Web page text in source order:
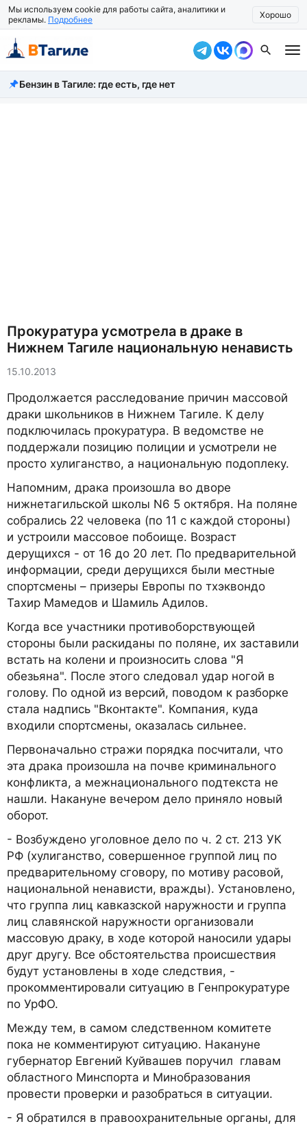
Мы используем cookie для работы сайта, аналитики и
рекламы. Подробнее Хорошо
Все новости
Бензин в Тагиле: где есть, где нет
Прокуратура усмотрела в драке в
Нижнем Тагиле национальную ненависть
15.10.2013
Продолжается расследование причин массовой
драки школьников в Нижнем Тагиле. К делу
подключилась прокуратура. В ведомстве не
поддержали позицию полиции и усмотрели не
просто хулиганство, а национальную подоплеку.
Напомним, драка произошла во дворе
нижнетагильской школы N6 5 октября. На поляне
собрались 22 человека (по 11 с каждой стороны)
и устроили массовое побоище. Возраст
дерущихся - от 16 до 20 лет. По предварительной
информации, среди дерущихся были местные
спортсмены – призеры Европы по тхэквондо
Тахир Мамедов и Шамиль Адилов.
Когда все участники противоборствующей
стороны были раскиданы по поляне, их заставили
встать на колени и произносить слова "Я
обезьяна". После этого следовал удар ногой в
голову. По одной из версий, поводом к разборке
стала надпись "Вконтакте". Компания, куда
входили спортсмены, оказалась сильнее.
Первоначально стражи порядка посчитали, что
эта драка произошла на почве криминального
конфликта, а межнационального подтекста не
нашли. Накануне вечером дело приняло новый
оборот.
- Возбуждено уголовное дело по ч. 2 ст. 213 УК
РФ (хулиганство, совершенное группой лиц по
предварительному сговору, по мотиву расовой,
национальной ненависти, вражды). Установлено,
что группа лиц кавказской наружности и группа
лиц славянской наружности организовали
массовую драку, в ходе которой наносили удары
друг другу. Все обстоятельства происшествия
будут установлены в ходе следствия, -
прокомментировали ситуацию в Генпрокуратуре
по УрФО.
Между тем, в самом следственном комитете
пока не комментируют ситуацию. Накануне
губернатор Евгений Куйвашев поручил главам
областного Минспорта и Минобразования
провести проверки и разобраться в ситуации.
- Я обратился в правоохранительные органы, для